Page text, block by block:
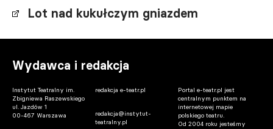
Lot nad kukułczym gniazdem
Wydawca i redakcja
Instytut Teatralny im.
Zbigniewa Raszewskiego
ul. Jazdów 1
00-467 Warszawa
redakcja e-teatr.pl
redakcja@instytut-
teatralny.pl
Portal e-teatr.pl jest
centralnym punktem na
internetowej mapie
polskiego teatru.
Od 2004 roku jesteśmy